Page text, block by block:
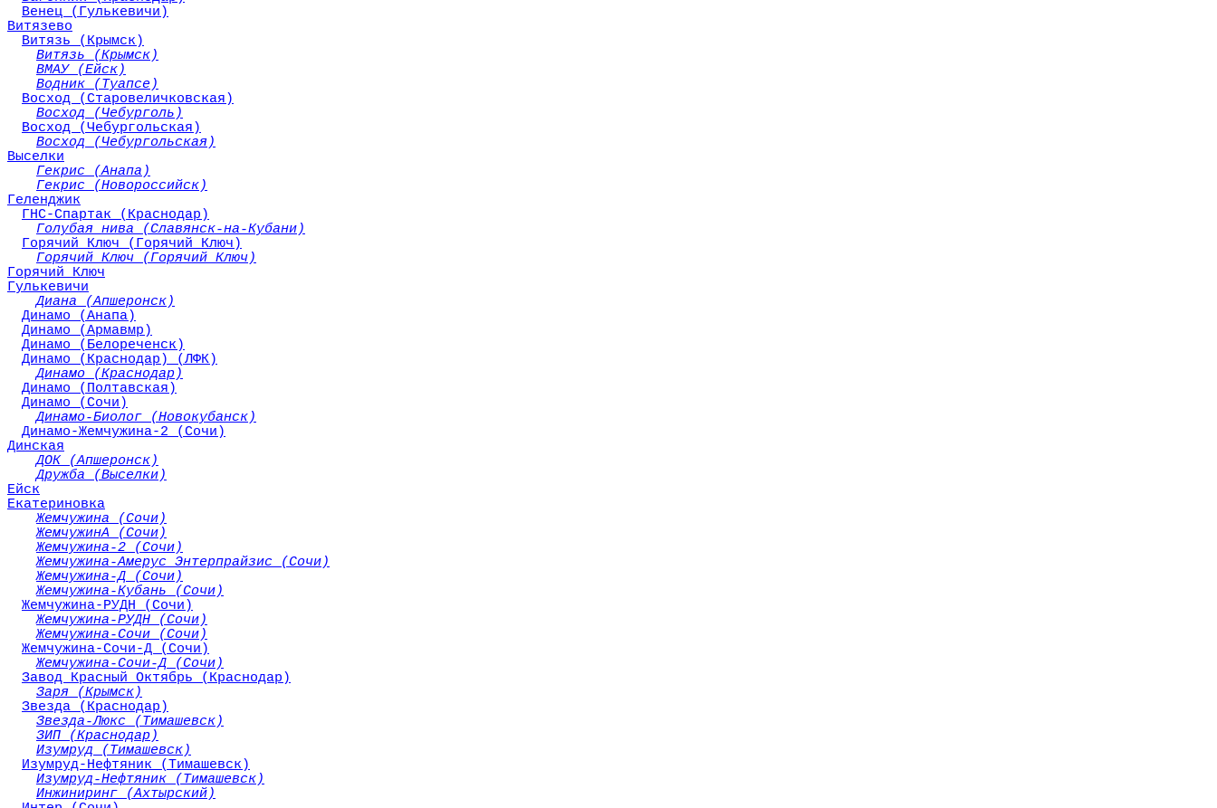
Венец (Гулькевичи)
Витязево
Витязь (Крымск)
Витязь (Крымск)
ВМАУ (Ейск)
Водник (Туапсе)
Восход (Старовеличковская)
Восход (Чебурголь)
Восход (Чебургольская)
Восход (Чебургольская)
Выселки
Гекрис (Анапа)
Гекрис (Новороссийск)
Геленджик
ГНС-Спартак (Краснодар)
Голубая нива (Славянск-на-Кубани)
Горячий Ключ (Горячий Ключ)
Горячий Ключ (Горячий Ключ)
Горячий Ключ
Гулькевичи
Диана (Апшеронск)
Динамо (Анапа)
Динамо (Армавмр)
Динамо (Белореченск)
Динамо (Краснодар) (ЛФК)
Динамо (Краснодар)
Динамо (Полтавская)
Динамо (Сочи)
Динамо-Биолог (Новокубанск)
Динамо-Жемчужина-2 (Сочи)
Динская
ДОК (Апшеронск)
Дружба (Выселки)
Ейск
Екатериновка
Жемчужина (Сочи)
ЖемчужинА (Сочи)
Жемчужина-2 (Сочи)
Жемчужина-Амерус Энтерпрайзис (Сочи)
Жемчужина-Д (Сочи)
Жемчужина-Кубань (Сочи)
Жемчужина-РУДН (Сочи)
Жемчужина-РУДН (Сочи)
Жемчужина-Сочи (Сочи)
Жемчужина-Сочи-Д (Сочи)
Жемчужина-Сочи-Д (Сочи)
Завод Красный Октябрь (Краснодар)
Заря (Крымск)
Звезда (Краснодар)
Звезда-Люкс (Тимашевск)
ЗИП (Краснодар)
Изумруд (Тимашевск)
Изумруд-Нефтяник (Тимашевск)
Изумруд-Нефтяник (Тимашевск)
Инжиниринг (Ахтырский)